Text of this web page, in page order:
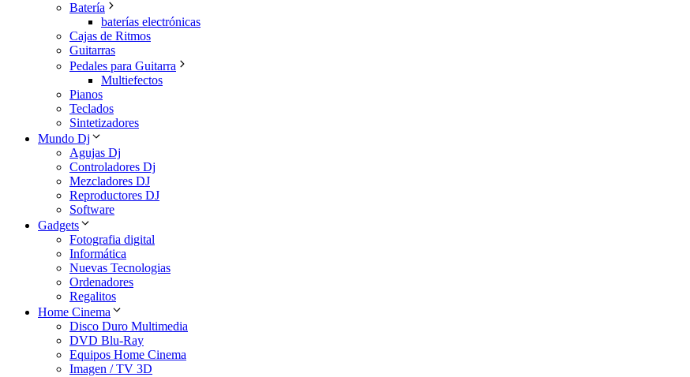
Batería
baterías electrónicas
Cajas de Ritmos
Guitarras
Pedales para Guitarra
Multiefectos
Pianos
Teclados
Sintetizadores
Mundo Dj
Agujas Dj
Controladores Dj
Mezcladores DJ
Reproductores DJ
Software
Gadgets
Fotografia digital
Informática
Nuevas Tecnologias
Ordenadores
Regalitos
Home Cinema
Disco Duro Multimedia
DVD Blu-Ray
Equipos Home Cinema
Imagen / TV 3D